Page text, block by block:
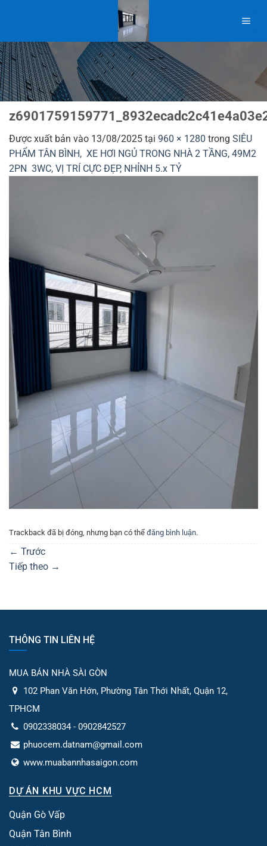
dung
Được xuất bản vào 13/08/2025 tại 960 × 1280 trong SIÊU
PHẨM TÂN BÌNH, XE HƠI NGỦ TRONG NHÀ 2 TẦNG, 49M2
2PN 3WC, VỊ TRÍ CỰC ĐẸP, NHỈNH 5.x TỶ
Trackback đã bị đóng, nhưng bạn có thể đăng bình luận.
← Trước
Tiếp theo →
THÔNG TIN LIÊN HỆ
MUA BÁN NHÀ SÀI GÒN
102 Phan Văn Hớn, Phường Tân Thới Nhất, Quận 12,
TPHCM
0902338034 - 0902842527
phuocem.datnam@gmail.com
www.muabannhasaigon.com
DỰ ÁN KHU VỰC HCM
Quận Gò Vấp
Quận Tân Bình